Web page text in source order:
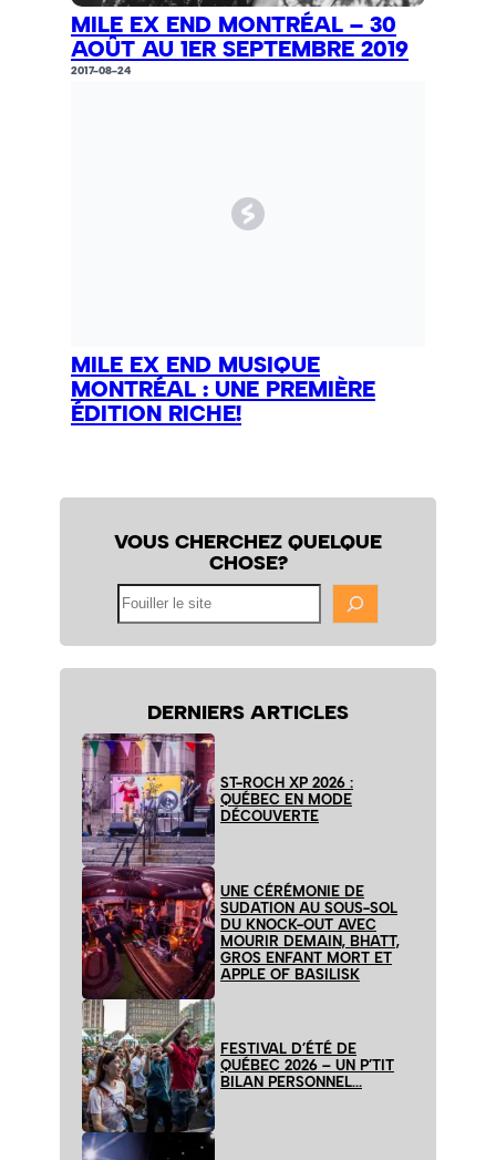
MILE EX END MONTRÉAL – 30
AOÛT AU 1ER SEPTEMBRE 2019
2017-08-24
MILE EX END MUSIQUE
MONTRÉAL : UNE PREMIÈRE
ÉDITION RICHE!
VOUS CHERCHEZ QUELQUE
CHOSE?
DERNIERS ARTICLES
ST-ROCH XP 2026 :
QUÉBEC EN MODE
DÉCOUVERTE
UNE CÉRÉMONIE DE
SUDATION AU SOUS-SOL
DU KNOCK-OUT AVEC
MOURIR DEMAIN, BHATT,
GROS ENFANT MORT ET
APPLE OF BASILISK
FESTIVAL D’ÉTÉ DE
QUÉBEC 2026 – UN P’TIT
BILAN PERSONNEL…